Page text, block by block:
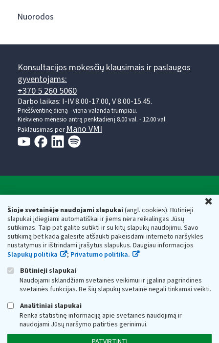
Šioje svetainėje naudojami slapukai(angl. cookies). Būtinieji
slapukai įdiegiami automatiškai ir jiems nėra reikalingas Jūsų
sutikimas. Taip pat galite sutikti ir su kitų slapukų naudojimu. Savo
sutikimą bet kada galėsite atšaukti pakeisdami interneto naršyklės
nustatymus ir ištrindami įrašytus slapukus. Daugiau informacijos
Slapukų politika
; Privatumo politika.
Būtinieji slapukai
Naudojami sklandžiam svetainės veikimui ir įgalina pagrindines
svetainės funkcijas. Be šių slapukų svetainė negali tinkamai veikti.
Analitiniai slapukai
Renka statistinę informaciją apie svetainės naudojimą ir
naudojami Jūsų naršymo patirties gerinimui.
Nuorodos
Konsultacijos mokesčių klausimais ir paslaugos
gyventojams:
+370 5 260 5060
Darbo laikas: I-IV 8.00-17.00, V 8.00-15.45.
Prieššventinę dieną - viena valanda trumpiau.
Kiekvieno mėnesio antrą penktadienį 8.00 val. - 12.00 val.
Paklausimas per Mano VMI
Respublikos finansų ministerijos
Biudžetinė įstaiga. Juridinio asmens kodas — 188659752,
adresas: Vasario 16-osios g. 14, 01107 Vilnius, Lietuva, el.paštas:
vmi@vmi.lt, E. pristatymo dėžutės adresas 188659752
Duomenys apie Valstybinę mokesčių inspekciją prie Lietuvos
Respublikos finansų ministerijos kaupiami ir saugomi Juridinių